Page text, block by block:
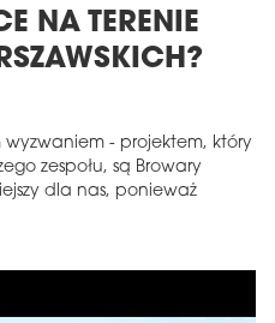
NA TERENIE
- projektem, który
zespołu, są Browary
dla nas, ponieważ